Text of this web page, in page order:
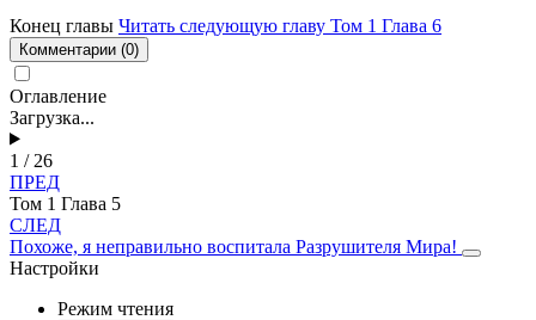
Конец главы Читать следующую главу Том 1 Глава 6
Комментарии (0)
Оглавление
Загрузка...
1 / 26
ПРЕД
Том 1 Глава 5
СЛЕД
Похоже, я неправильно воспитала Разрушителя Мира!
Настройки
Режим чтения